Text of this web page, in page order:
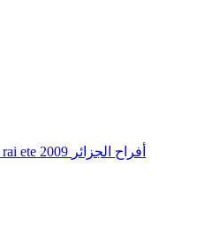
Mariage Algerien staifi chaoui rai ete 2009 أفراح الجزائر